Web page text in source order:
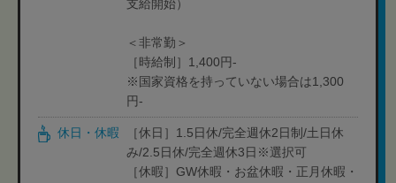
支給開始）
＜非常勤＞
［時給制］1,400円-
※国家資格を持っていない場合は1,300
円-
休日・休暇
［休日］1.5日休/完全週休2日制/土日休
み/2.5日休/完全週休3日※選択可
［休暇］GW休暇・お盆休暇・正月休暇・